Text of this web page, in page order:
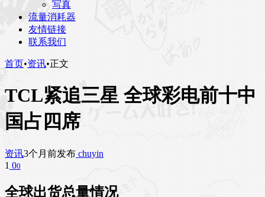
写真
流量消耗器
友情链接
联系我们
首页•资讯•正文
TCL紧追三星 全球彩电前十中
国占四席
资讯3个月前发布 chuyin
1 00
全球出货总量情况